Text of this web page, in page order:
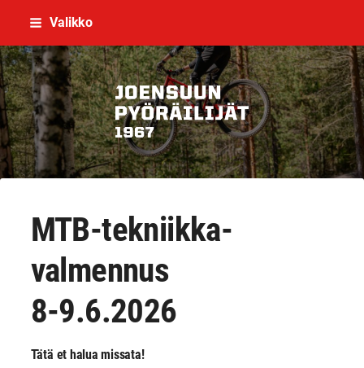
Siirry
sisältöön
Valikko
Joensuun Pyöräilijät ry
MTB-tekniikka-
valmennus
8-9.6.2026
Tätä et halua missata!